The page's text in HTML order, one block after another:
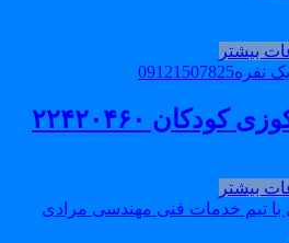
بیشتر
۲۲۴۲۰۴۶۰
بیشتر